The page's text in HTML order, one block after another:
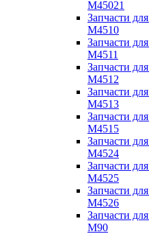
M45021
Запчасти
M4510
Запчасти
M4511
Запчасти
M4512
Запчасти
M4513
Запчасти
M4515
Запчасти
M4524
Запчасти
M4525
Запчасти
M4526
Запчасти
M90